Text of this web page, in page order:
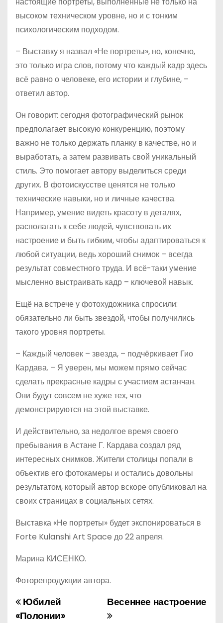
высоком техническом уровне, но и с тонким
психологическим подходом.
– Выставку я назвал «Не портреты», но, конечно,
это только игра слов, потому что каждый кадр здесь
всё равно о человеке, его истории и глубине, –
ответил автор.
Он говорит: сегодня фотографический рынок
предполагает высокую конкуренцию, поэтому
важно не только держать планку в качестве, но и
выработать, а затем развивать свой уникальный
стиль. Это помогает автору выделиться среди
других. В фотоискусстве ценятся не только
технические навыки, но и личные качества.
Например, умение видеть красоту в деталях,
располагать к себе людей, чувствовать их
настроение и быть гибким, чтобы адаптироваться к
любой ситуации, ведь хороший снимок – всегда
результат совместного труда. И всё-таки умение
мысленно выстраивать кадр – ключевой навык.
Ещё на встрече у фотохудожника спросили:
обязательно ли быть звездой, чтобы получились
такого уровня портреты.
– Каждый человек – звезда, – подчёркивает Гио
Кардава. – Я уверен, мы можем прямо сейчас
сделать прекрасные кадры с участием астанчан.
Они будут совсем не хуже тех, что
демонстрируются на этой выставке.
И действительно, за недолгое время своего
пребывания в Астане Г. Кардава создал ряд
интересных снимков. Жители столицы попали в
объектив его фотокамеры и остались довольны
результатом, который автор вскоре опубликовал на
своих страницах в социальных сетях.
Выставка «Не портреты» будет экспонироваться в
Forte Kulanshi Art Space до 22 апреля.
Марина КИСЕНКО.
Фоторепродукции автора.
Н
Весеннее настроение
Юбилей
«Полонии»